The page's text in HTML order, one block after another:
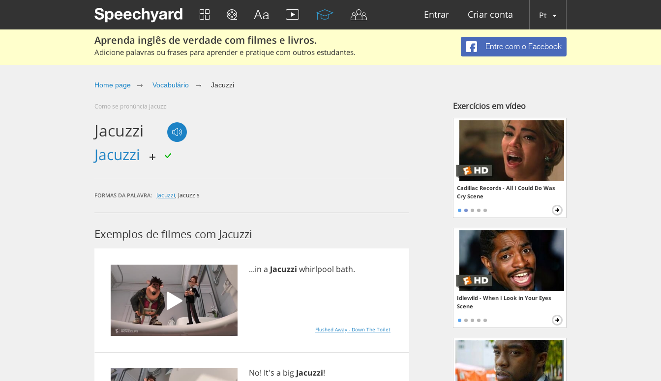
Entrar Criar conta Pt
Aprenda inglês de verdade com filmes e livros.
Adicione palavras ou frases para aprender e pratique com outros estudantes.
Entre com o Facebook
Home page Vocabulário Jacuzzi
Como se pronúncia jacuzzi
Jacuzzi
jacuzzi
FORMAS DA PALAVRA: Jacuzzi Jacuzzis
Exemplos de filmes com Jacuzzi
...in a Jacuzzi whirlpool bath.
Flushed Away - Down The Toilet
No! It's a big Jacuzzi!
Exercícios em vídeo
Cadillac Records - All I Could Do Was
Cry Scene
Idlewild - When I Look in Your Eyes
Scene